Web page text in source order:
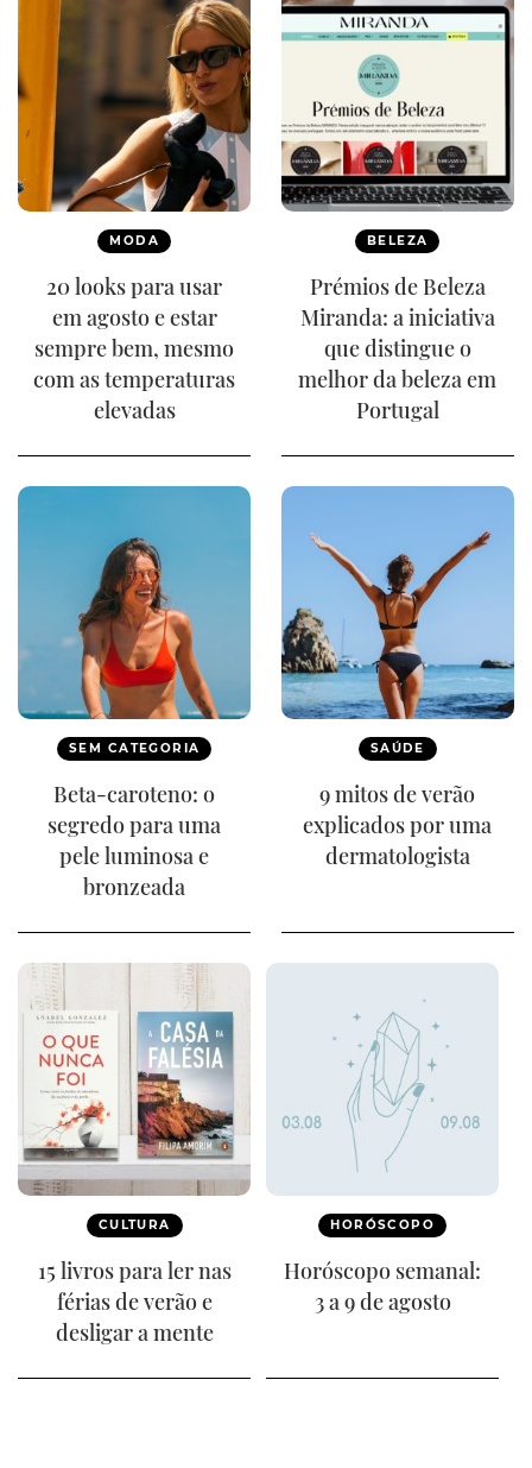
MODA
20 looks para usar
em agosto e estar
sempre bem, mesmo
com as temperaturas
elevadas
BELEZA
Prémios de Beleza
Miranda: a iniciativa
que distingue o
melhor da beleza em
Portugal
SEM CATEGORIA
Beta-caroteno: o
segredo para uma
pele luminosa e
bronzeada
SAÚDE
9 mitos de verão
explicados por uma
dermatologista
CULTURA
15 livros para ler nas
férias de verão e
desligar a mente
HORÓSCOPO
Horóscopo semanal:
3 a 9 de agosto